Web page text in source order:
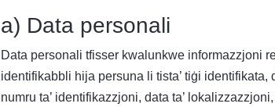
a) Data personali
Data personali tfisser kwalunkwe informazzjoni
identifikabbli hija persuna li tista’ tiġi identifikata,
numru ta’ identifikazzjoni, data ta’